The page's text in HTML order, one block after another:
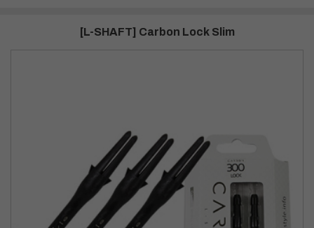
[L-SHAFT] Carbon Lock Slim